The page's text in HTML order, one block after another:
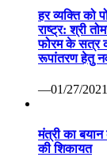
हर व्यक्ति को
राष्ट्र: श्री
फोरम के सत्र
रूपांतरण हेतु
—01/27/2021
मंत्री का
की शिकायत